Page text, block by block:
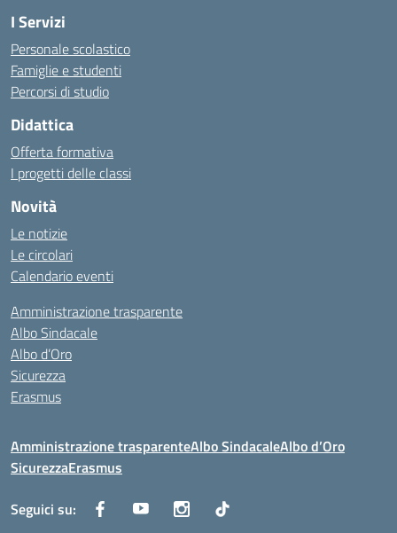
I Servizi
Personale scolastico
Famiglie e studenti
Percorsi di studio
Didattica
Offerta formativa
I progetti delle classi
Novità
Le notizie
Le circolari
Calendario eventi
Amministrazione trasparente
Albo Sindacale
Albo d’Oro
Sicurezza
Erasmus
Amministrazione trasparenteAlbo SindacaleAlbo d’Oro
SicurezzaErasmus
Seguici su: